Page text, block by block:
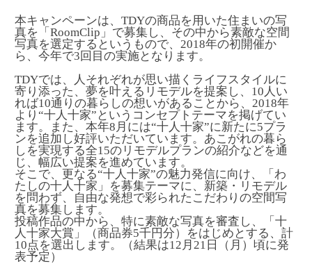
本キャンペーンは、TDYの商品を用いた住まいの写
真を「RoomClip」で募集し、その中から素敵な空間
写真を選定するというもので、2018年の初開催か
ら、今年で3回目の実施となります。
TDYでは、人それぞれが思い描くライフスタイルに
寄り添った、夢を叶えるリモデルを提案し、10人い
れば10通りの暮らしの想いがあることから、2018年
より“十人十家”というコンセプトテーマを掲げてい
ます。また、本年8月には“十人十家”に新たに5プラ
ンを追加し好評いただいています。あこがれの暮ら
しを実現する全15のリモデルプランの紹介などを通
じ、幅広い提案を進めています。
そこで、更なる“十人十家”の魅力発信に向け、「わ
たしの十人十家」を募集テーマに、新築・リモデル
を問わず、自由な発想で彩られたこだわりの空間写
真を募集します。
投稿作品の中から、特に素敵な写真を審査し、「十
人十家大賞」（商品券5千円分）をはじめとする、計
10点を選出します。（結果は12月21日（月）頃に発
表予定）